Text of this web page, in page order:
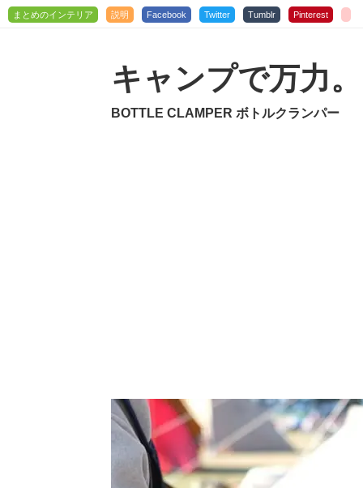
まとめのインテリア 説明 Facebook Twitter Tumblr Pinterest
キャンプで万力。
BOTTLE CLAMPER ボトルクランパー